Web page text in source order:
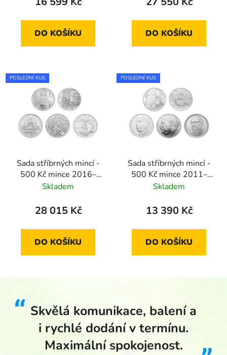
DO KOŠÍKU DO KOŠÍKU
POSLEDNÍ KUS
Sada stříbrných mincí -
500 Kč mince 2016–
2020 standard
Skladem
28 015 Kč
DO KOŠÍKU
POSLEDNÍ KUS
Sada stříbrných mincí -
500 Kč mince 2011–
2015 standard
Skladem
13 390 Kč
DO KOŠÍKU
Skvělá komunikace, balení a
i rychlé dodání v termínu.
Maximální spokojenost.